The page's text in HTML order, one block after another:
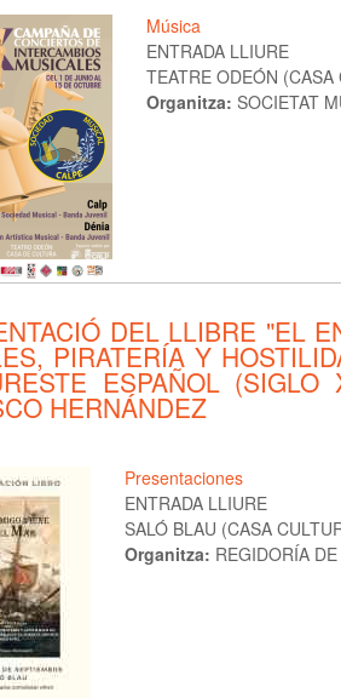
Música
ENTRADA LLIURE
TEATRE ODEÓN
Organitza: SOCIETAT
DEL LLIBRE "EL
PIRATERÍA Y
ESPAÑOL
HERNÁNDEZ
Presentaciones
ENTRADA LLIURE
SALÓ BLAU (CASA
Organitza: REGIDORÍA